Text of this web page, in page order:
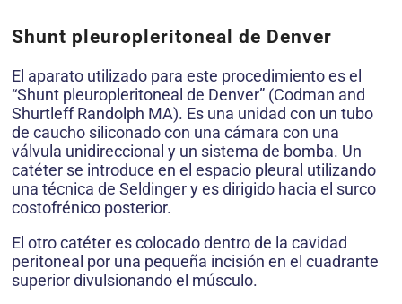
Shunt pleuropleritoneal de Denver
El aparato utilizado para este procedimiento es el
“Shunt pleuropleritoneal de Denver” (Codman and
Shurtleff Randolph MA). Es una unidad con un tubo
de caucho siliconado con una cámara con una
válvula unidireccional y un sistema de bomba. Un
catéter se introduce en el espacio pleural utilizando
una técnica de Seldinger y es dirigido hacia el surco
costofrénico posterior.
El otro catéter es colocado dentro de la cavidad
peritoneal por una pequeña incisión en el cuadrante
superior divulsionando el músculo.